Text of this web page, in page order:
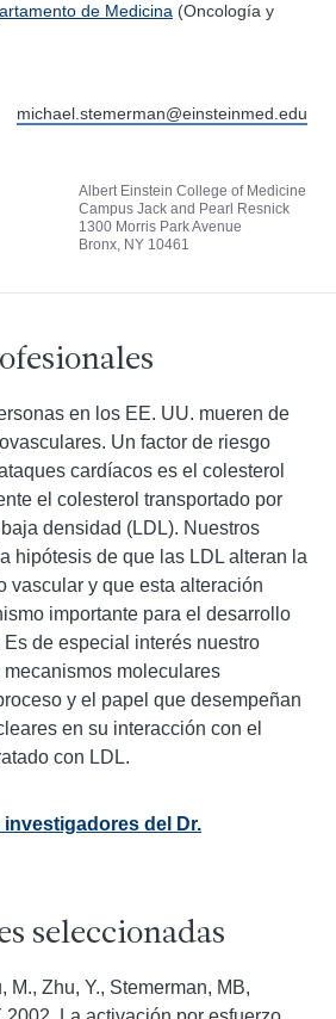
de Medicina (Oncología y
michael.stemerman@einsteinmed.edu
Albert Einstein College of Medicine
Campus Jack and Pearl Resnick
1300 Morris Park Avenue
Bronx, NY 10461
en los EE. UU. mueren de
Un factor de riesgo
cardíacos es el colesterol
el colesterol transportado por
densidad (LDL). Nuestros
hipótesis de que las LDL alteran la
vascular y que esta alteración
importante para el desarrollo
de especial interés nuestro
moleculares
y el papel que desempeñan
en su interacción con el
con LDL.
del Dr.
seleccionadas
M., Zhu, Y., Stemerman, MB,